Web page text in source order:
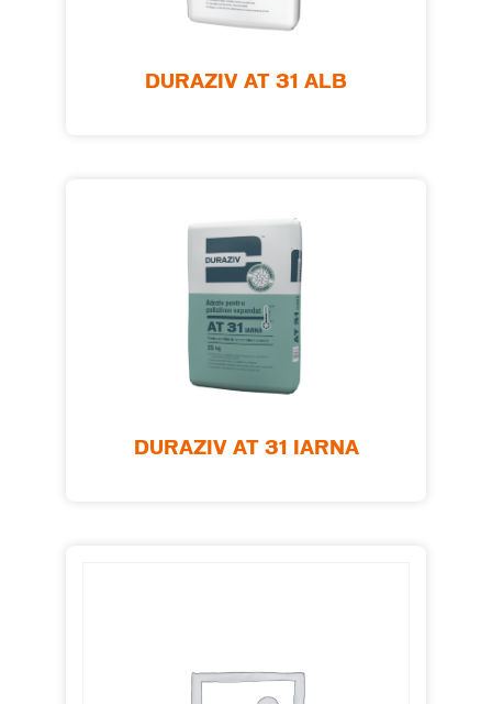
DURAZIV AT 31 ALB
DURAZIV AT 31 IARNA